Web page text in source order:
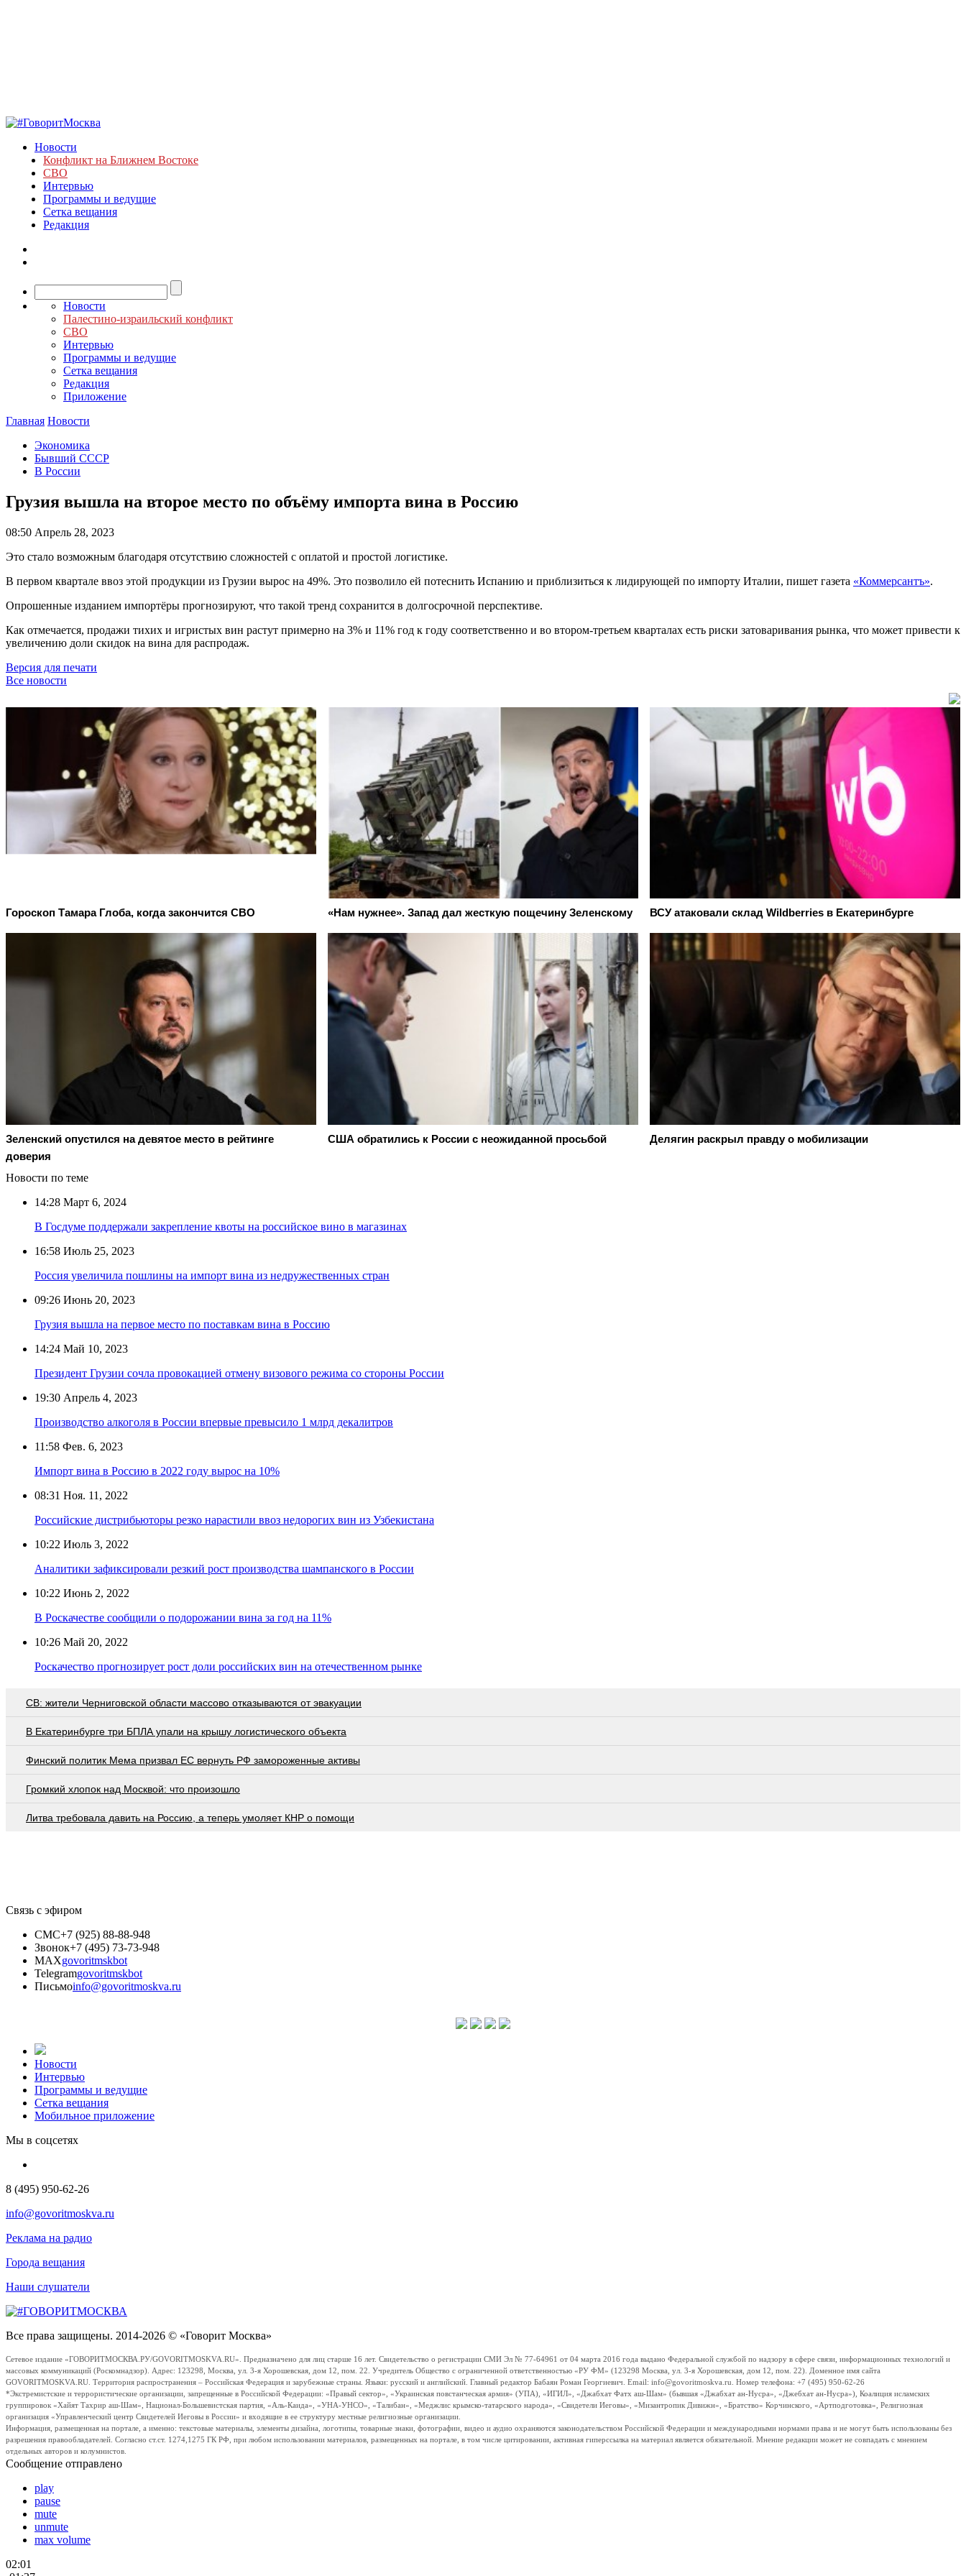
Новости
Конфликт на Ближнем Востоке
СВО
Интервью
Программы и ведущие
Сетка вещания
Редакция
Новости
Палестино-израильский конфликт
СВО
Интервью
Программы и ведущие
Сетка вещания
Редакция
Приложение
Главная Новости
Экономика
Бывший СССР
В России
Грузия вышла на второе место по объёму импорта вина в Россию
08:50 Апрель 28, 2023
Это стало возможным благодаря отсутствию сложностей с оплатой и простой логистике.
В первом квартале ввоз этой продукции из Грузии вырос на 49%. Это позволило ей потеснить Испанию и приблизиться к лидирующей по импорту Италии, пишет газета «Коммерсантъ».
Опрошенные изданием импортёры прогнозируют, что такой тренд сохранится в долгосрочной перспективе.
Как отмечается, продажи тихих и игристых вин растут примерно на 3% и 11% год к году соответственно и во втором-третьем кварталах есть риски затоваривания рынка, что может привести к
увеличению доли скидок на вина для распродаж.
Версия для печати
Все новости
Гороскоп Тамара Глоба, когда закончится СВО «Нам нужнее». Запад дал жесткую пощечину Зеленскому ВСУ атаковали склад Wildberries в Екатеринбурге
Зеленский опустился на девятое место в рейтинге
доверия
США обратились к России с неожиданной просьбой Делягин раскрыл правду о мобилизации
Новости по теме
14:28 Март 6, 2024
В Госдуме поддержали закрепление квоты на российское вино в магазинах
16:58 Июль 25, 2023
Россия увеличила пошлины на импорт вина из недружественных стран
09:26 Июнь 20, 2023
Грузия вышла на первое место по поставкам вина в Россию
14:24 Май 10, 2023
Президент Грузии сочла провокацией отмену визового режима со стороны России
19:30 Апрель 4, 2023
Производство алкоголя в России впервые превысило 1 млрд декалитров
11:58 Фев. 6, 2023
Импорт вина в Россию в 2022 году вырос на 10%
08:31 Ноя. 11, 2022
Российские дистрибьюторы резко нарастили ввоз недорогих вин из Узбекистана
10:22 Июль 3, 2022
Аналитики зафиксировали резкий рост производства шампанского в России
10:22 Июнь 2, 2022
В Роскачестве сообщили о подорожании вина за год на 11%
10:26 Май 20, 2022
Роскачество прогнозирует рост доли российских вин на отечественном рынке
СВ: жители Черниговской области массово отказываются от эвакуации
В Екатеринбурге три БПЛА упали на крышу логистического объекта
Финский политик Мема призвал ЕС вернуть РФ замороженные активы
Громкий хлопок над Москвой: что произошло
Литва требовала давить на Россию, а теперь умоляет КНР о помощи
Связь с эфиром
СМС+7 (925) 88-88-948
Звонок+7 (495) 73-73-948
MAXgovoritmskbot
Telegramgovoritmskbot
Письмоinfo@govoritmoskva.ru
Новости
Интервью
Программы и ведущие
Сетка вещания
Мобильное приложение
Мы в соцсетях
8 (495) 950-62-26
info@govoritmoskva.ru
Реклама на радио
Города вещания
Наши слушатели
Все права защищены. 2014-2026 © «Говорит Москва»
Сетевое издание «ГОВОРИТМОСКВА.РУ/GOVORITMOSKVA.RU». Предназначено для лиц старше 16 лет. Свидетельство о регистрации СМИ Эл № 77-64961 от 04 марта 2016 года выдано Федеральной службой по надзору в сфере связи, информационных технологий и
массовых коммуникаций (Роскомнадзор). Адрес: 123298, Москва, ул. 3-я Хорошевская, дом 12, пом. 22. Учредитель Общество с ограниченной ответственностью «РУ ФМ» (123298 Москва, ул. 3-я Хорошевская, дом 12, пом. 22). Доменное имя сайта
GOVORITMOSKVA.RU. Территория распространения – Российская Федерация и зарубежные страны. Языки: русский и английский. Главный редактор Бабаян Роман Георгиевич. Email: info@govoritmoskva.ru. Номер телефона: +7 (495) 950-62-26
*Экстремистские и террористические организации, запрещенные в Российской Федерации: «Правый сектор», «Украинская повстанческая армия» (УПА), «ИГИЛ», «Джабхат Фатх аш-Шам» (бывшая «Джабхат ан-Нусра», «Джебхат ан-Нусра»), Коалиция исламских
группировок «Хайят Тахрир аш-Шам», Национал-Большевистская партия, «Аль-Каида», «УНА-УНСО», «Талибан», «Меджлис крымско-татарского народа», «Свидетели Иеговы», «Мизантропик Дивижн», «Братство» Корчинского, «Артподготовка», Религиозная
организация «Управленческий центр Свидетелей Иеговы в России» и входящие в ее структуру местные религиозные организации.
Информация, размещенная на портале, а именно: текстовые материалы, элементы дизайна, логотипы, товарные знаки, фотографии, видео и аудио охраняются законодательством Российской Федерации и международными нормами права и не могут быть использованы без
разрешения правообладателей. Согласно ст.ст. 1274,1275 ГК РФ, при любом использовании материалов, размещенных на портале, в том числе цитировании, активная гиперссылка на материал является обязательной. Мнение редакции может не совпадать с мнением
отдельных авторов и колумнистов.
Сообщение отправлено
play
pause
mute
unmute
max volume
02:01